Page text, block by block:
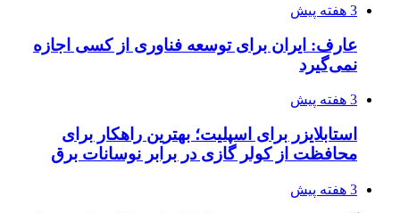
3 هفته پیش
عارف: ایران برای توسعه فناوری از کسی اجازه
نمی‌گیرد
3 هفته پیش
استابلایزر برای اسپلیت؛ بهترین راهکار برای
محافظت از کولر گازی در برابر نوسانات برق
3 هفته پیش